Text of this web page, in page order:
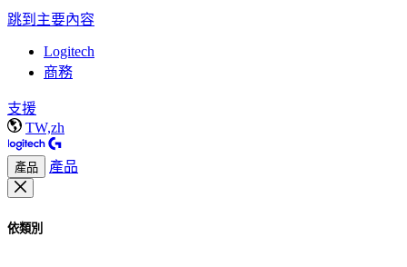
跳到主要內容
Logitech
商務
支援
TW,zh
產品 產品
依類別